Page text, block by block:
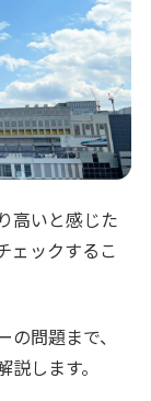
高いと感じた
ェックするこ
問題まで、
します。